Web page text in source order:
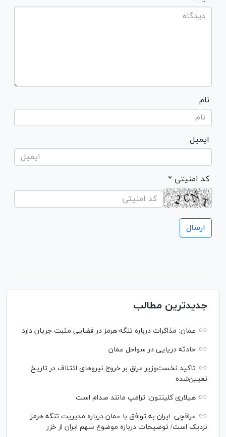
نام
ایمیل
* کد امنیتی
جدیدترین مطالب
عمان: مذاکرات درباره تنگه هرمز در فضایی مثبت جریان دارد
حادثه دریایی در سواحل عمان
تاکید نخست‌وزیر عراق بر خروج نیروهای ائتلاف در تاریخ
تعیین‌شده
هیلاری کلینتون: ترامپ مانند صدام است
عراقچی: ایران به توافق با عمان درباره مدیریت تنگه هرمز
نزدیک است/ توضیحات درباره موضوع سهم ایران از خزر